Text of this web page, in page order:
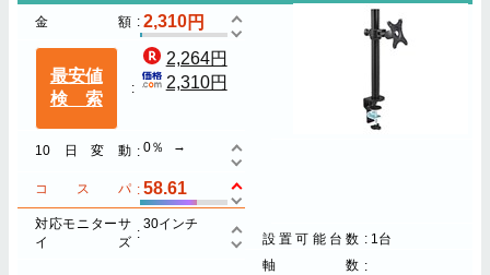
金額 2,310
最安値
検索
2,264円
2,310円
10日変動 0％
コスパ 58.61
対応モニターサ
イズ
30インチ
設置可能台数
1台
軸数